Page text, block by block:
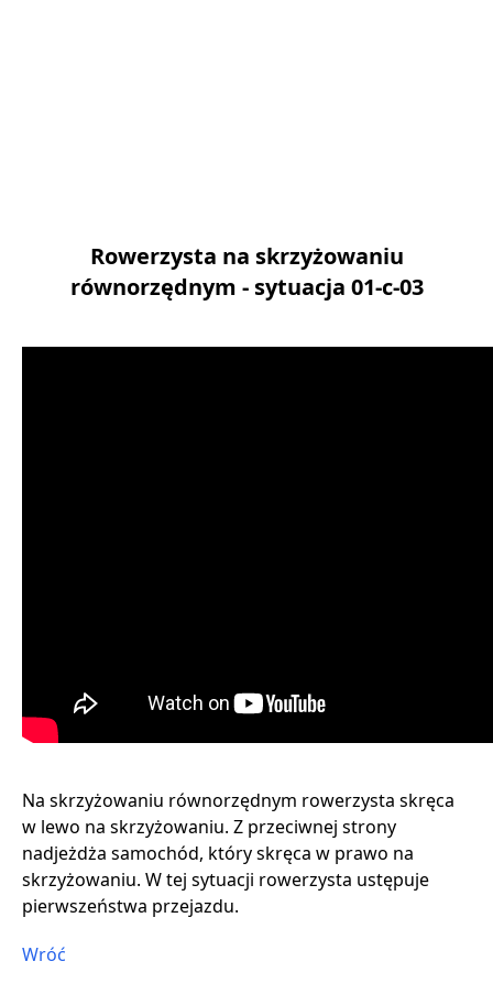
Rowerzysta na skrzyżowaniu
równorzędnym - sytuacja 01-c-03
Na skrzyżowaniu równorzędnym rowerzysta skręca
w lewo na skrzyżowaniu. Z przeciwnej strony
nadjeżdża samochód, który skręca w prawo na
skrzyżowaniu. W tej sytuacji rowerzysta ustępuje
pierwszeństwa przejazdu.
Wróć